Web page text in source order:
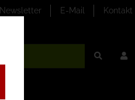
Newsletter E-Mail Kontakt